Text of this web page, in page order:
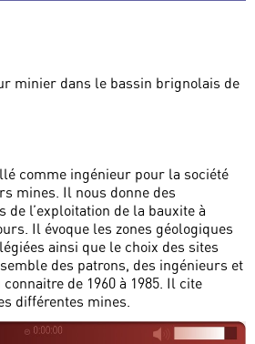
minier dans le bassin brignolais de
comme ingénieur pour la société
mines. Il nous donne des
de l’exploitation de la bauxite à
Il évoque les zones géologiques
ainsi que le choix des sites
des patrons, des ingénieurs et
de 1960 à 1985. Il cite
différentes mines.